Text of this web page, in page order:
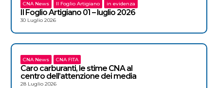
CNA News Il Foglio Artigiano in evidenza
Il Foglio Artigiano 01 – luglio 2026
30 Luglio 2026
CNA News CNA FITA
Caro carburanti, le stime CNA al
centro dell’attenzione dei media
28 Luglio 2026